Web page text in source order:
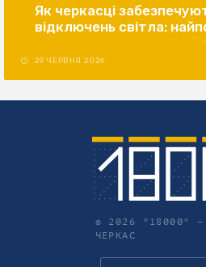
Як черкасці
відключень світла:
29 ЧЕРВНЯ 2026
© 2026 "18000" –
ЧЕРКАС